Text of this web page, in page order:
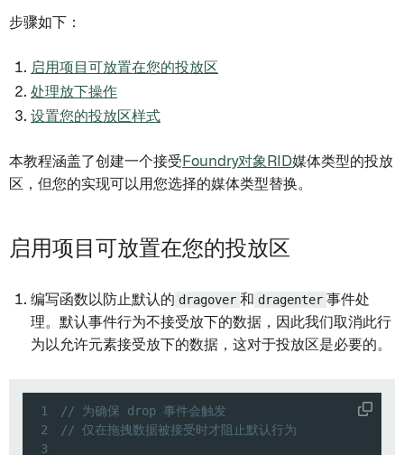
步骤如下：
启用项目可放置在您的投放区
处理放下操作
设置您的投放区样式
本教程涵盖了创建一个接受 Foundry对象RID媒体类型的投放
区，但您的实现可以用您选择的媒体类型替换。
启用项目可放置在您的投放区
编写函数以防止默认的 dragover 和 dragenter 事件处
理。默认事件行为不接受放下的数据，因此我们取消此行
为以允许元素接受放下的数据，这对于投放区是必要的。
1
// 为确保 drop 事件会触发
2
// 仅在拖拽数据被接受时才阻止默认行为
3